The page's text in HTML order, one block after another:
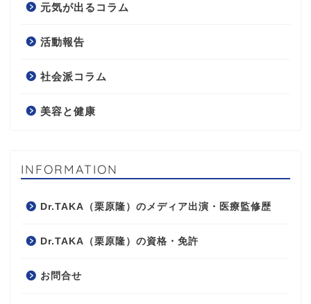
元気が出るコラム
活動報告
社会派コラム
美容と健康
INFORMATION
Dr.TAKA（栗原隆）のメディア出演・医療監修歴
Dr.TAKA（栗原隆）の資格・免許
お問合せ